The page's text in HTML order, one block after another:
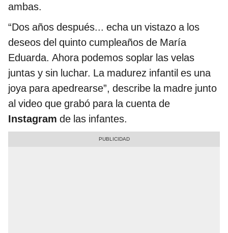
ambas.
“Dos años después... echa un vistazo a los
deseos del quinto cumpleaños de María
Eduarda. Ahora podemos soplar las velas
juntas y sin luchar. La madurez infantil es una
joya para apedrearse”, describe la madre junto
al video que grabó para la cuenta de
Instagram de las infantes.